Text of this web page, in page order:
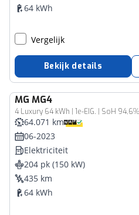
64 kWh
Vergelijk
Bekijk details
MG MG4
64.071 km
06-2023
Elektriciteit
204 pk (150 kW)
435 km
64 kWh